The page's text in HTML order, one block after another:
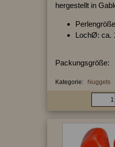
hergestellt in
LochØ: ca.
Packungsgröße:
Kategorie: Nuggets